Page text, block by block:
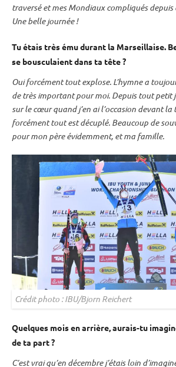
traversé et mes Mondiaux compliqués depuis
Une belle journée !
Tu étais très ému durant la Marseillaise.
se bousculaient dans ta tête ?
Oui forcément tout explose. L’hymne a
de très important pour moi. Depuis tout petit
sur le cœur quand j’en ai l’occasion devant la
forcément tout est décuplé. Beaucoup de
pour mon père évidemment, et ma famille.
Crédit photo : IBU/Bjorn Reichert
Quelques mois en arrière, aurais-tu
de ta part ?
C’est vrai qu’en décembre j’étais loin